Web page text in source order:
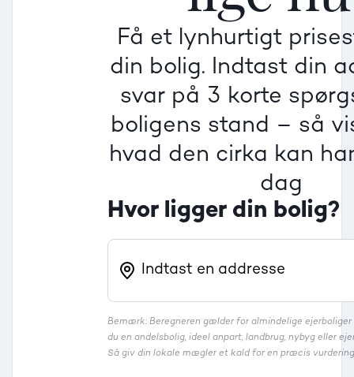
Få et lynhurtigt
din bolig. Indtast din
svar på 3 korte
boligens stand – så
hvad den cirka kan
dag
Hvor ligger din bolig?
Bemærk: Beregneren gælder for almindelige ejerboliger
du en andelsbolig, ideel anpart, landbrug, nybyg eller
Så giv din lokale mægler et kald for en præcis
Dårlig
Dårlig
Dårlig
Villa
Beregner pris